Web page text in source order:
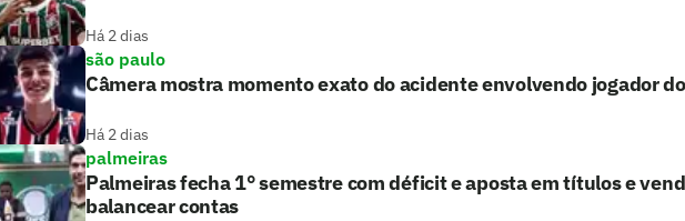
Há 2 dias
são paulo
Câmera mostra momento exato do acidente envolvendo jogador
Há 2 dias
palmeiras
Palmeiras fecha 1° semestre com déficit e aposta em títulos e
balancear contas